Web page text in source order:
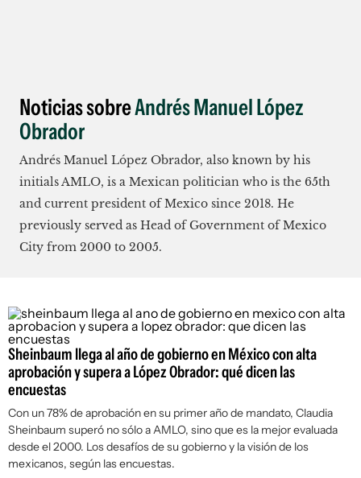
Noticias sobreAndrés Manuel López
Obrador
Andrés Manuel López Obrador, also known by his
initials AMLO, is a Mexican politician who is the 65th
and current president of Mexico since 2018. He
previously served as Head of Government of Mexico
City from 2000 to 2005.
Sheinbaum llega al año de gobierno en México con alta
aprobación y supera a López Obrador: qué dicen las
encuestas
Con un 78% de aprobación en su primer año de mandato, Claudia
Sheinbaum superó no sólo a AMLO, sino que es la mejor evaluada
desde el 2000. Los desafíos de su gobierno y la visión de los
mexicanos, según las encuestas.